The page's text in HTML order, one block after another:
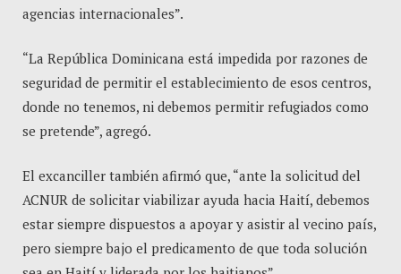
agencias internacionales”.
“La República Dominicana está impedida por razones de
seguridad de permitir el establecimiento de esos centros,
donde no tenemos, ni debemos permitir refugiados como
se pretende”, agregó.
El excanciller también afirmó que, “ante la solicitud del
ACNUR de solicitar viabilizar ayuda hacia Haití, debemos
estar siempre dispuestos a apoyar y asistir al vecino país,
pero siempre bajo el predicamento de que toda solución